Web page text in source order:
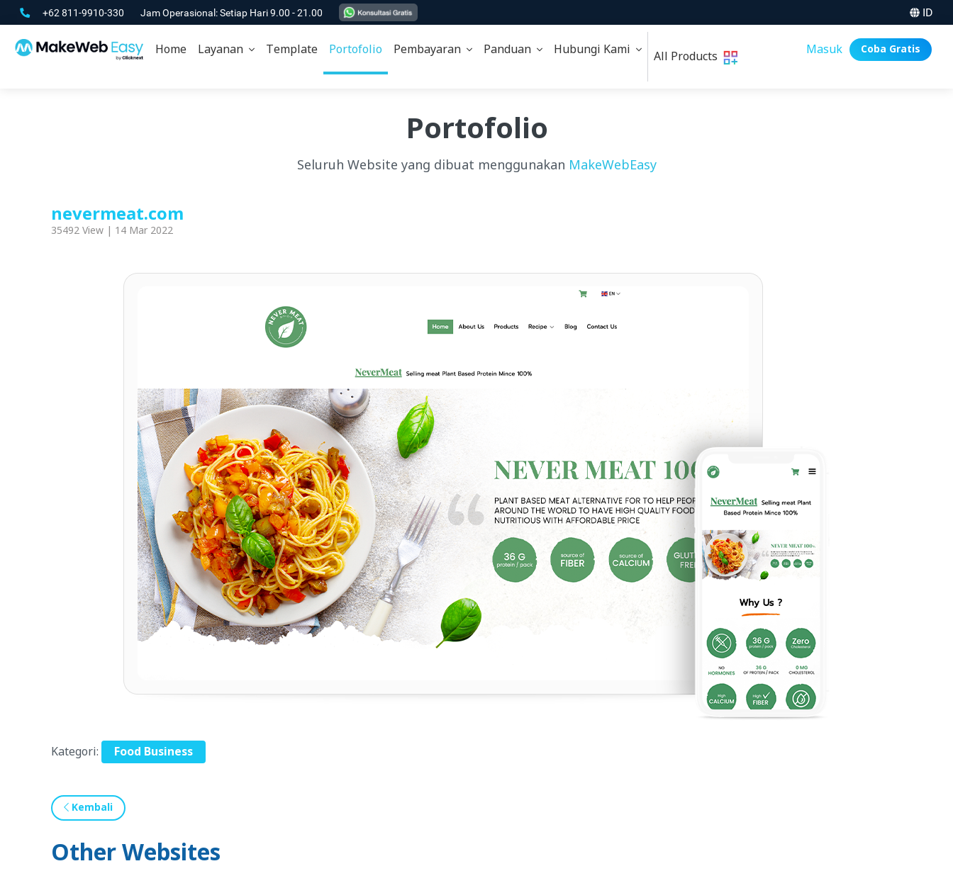
+62 811-9910-330 Jam Operasional: Setiap Hari 9.00 - 21.00 ID
Home Layanan Template Portofolio Pembayaran Panduan Hubungi Kami All Products Masuk Coba Gratis
Portofolio
Seluruh Website yang dibuat menggunakan MakeWebEasy
nevermeat.com
35492 View | 14 Mar 2022
Kategori: Food Business
Kembali
Other Websites